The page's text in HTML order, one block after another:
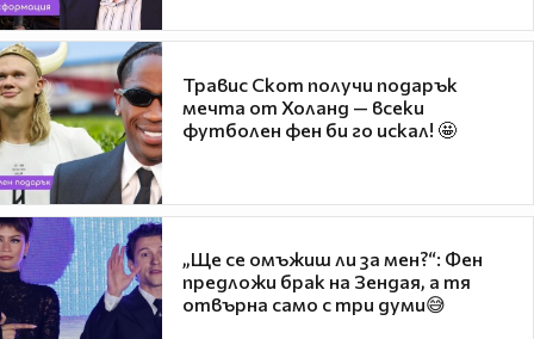
Травис Скот получи подарък
мечта от Холанд — всеки
футболен фен би го искал! 🤩
„Ще се омъжиш ли за мен?“: Фен
предложи брак на Зендая, а тя
отвърна само с три думи😅